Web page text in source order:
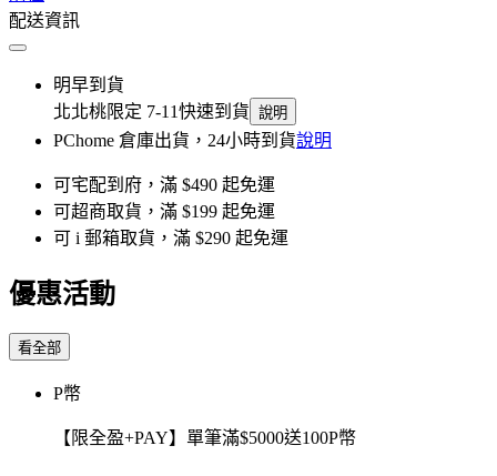
配送資訊
明早到貨
北北桃限定 7-11快速到貨 說明
PChome 倉庫出貨，24小時到貨說明
可宅配到府，滿 $490 起免運
可超商取貨，滿 $199 起免運
可 i 郵箱取貨，滿 $290 起免運
優惠活動
看全部
P幣
【限全盈+PAY】單筆滿$5000送100P幣